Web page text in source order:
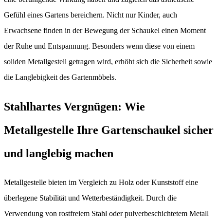
Gefühl eines Gartens bereichern. Nicht nur Kinder, auch
Erwachsene finden in der Bewegung der Schaukel einen Moment
der Ruhe und Entspannung. Besonders wenn diese von einem
soliden Metallgestell getragen wird, erhöht sich die Sicherheit sowie
die Langlebigkeit des Gartenmöbels.
Stahlhartes Vergnügen: Wie
Metallgestelle Ihre Gartenschaukel sicher
und langlebig machen
Metallgestelle bieten im Vergleich zu Holz oder Kunststoff eine
überlegene Stabilität und Wetterbeständigkeit. Durch die
Verwendung von rostfreiem Stahl oder pulverbeschichtetem Metall